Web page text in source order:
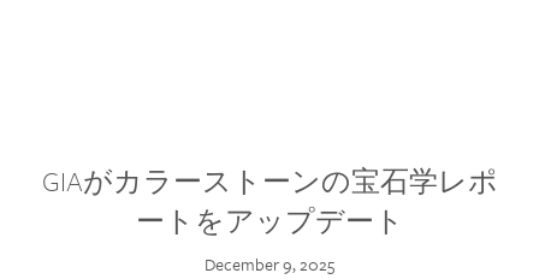
GIAがカラーストーンの宝石学レポ
ートをアップデート
December 9, 2025